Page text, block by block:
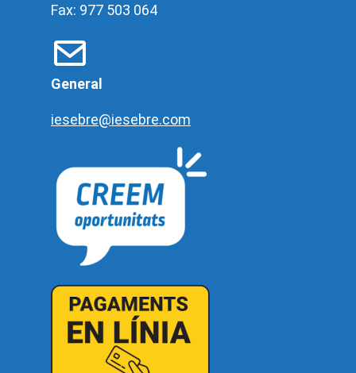
Fax: 977 503 064
General
iesebre@iesebre.com